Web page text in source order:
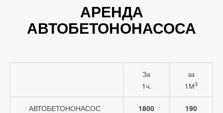
АРЕНДА
АВТОБЕТОНОНАСОСА
За
1ч.
за
1М3
АВТОБЕТОНОНАСОС 1800 190